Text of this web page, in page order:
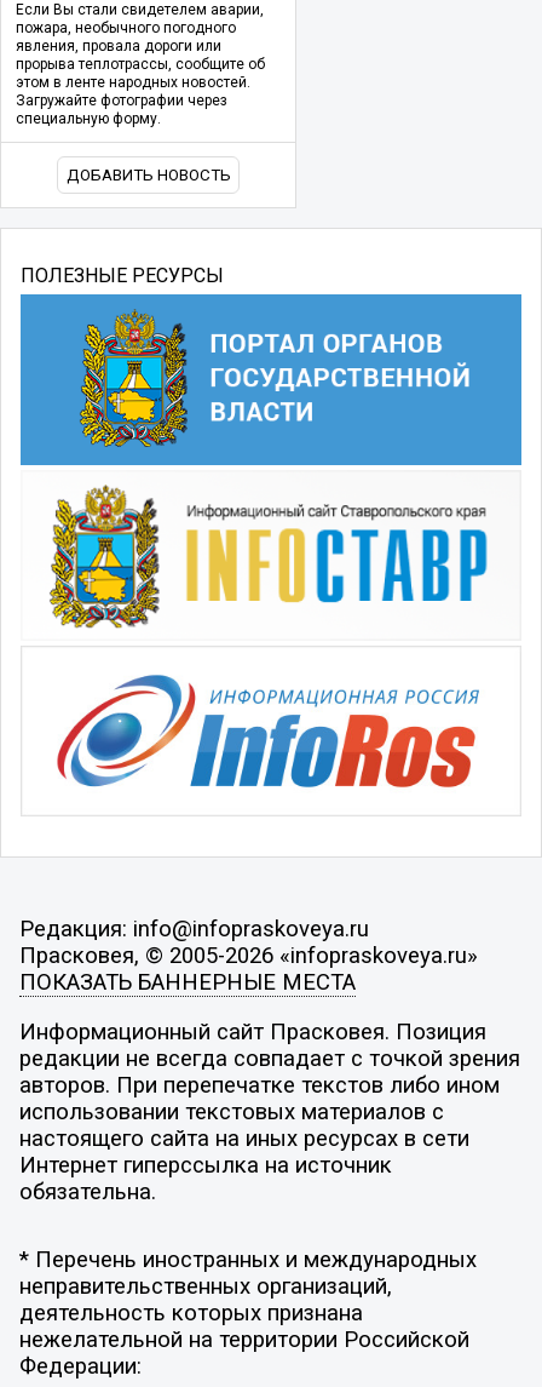
Если Вы стали свидетелем аварии,
пожара, необычного погодного
явления, провала дороги или
прорыва теплотрассы, сообщите об
этом в ленте народных новостей.
Загружайте фотографии через
специальную форму.
ДОБАВИТЬ НОВОСТЬ
ПОЛЕЗНЫЕ РЕСУРСЫ
Редакция: info@infopraskoveya.ru
Прасковея, © 2005-2026 «infopraskoveya.ru»
ПОКАЗАТЬ БАННЕРНЫЕ МЕСТА
Информационный сайт Прасковея. Позиция
редакции не всегда совпадает с точкой зрения
авторов. При перепечатке текстов либо ином
использовании текстовых материалов с
настоящего сайта на иных ресурсах в сети
Интернет гиперссылка на источник
обязательна.
* Перечень иностранных и международных
неправительственных организаций,
деятельность которых признана
нежелательной на территории Российской
Федерации: